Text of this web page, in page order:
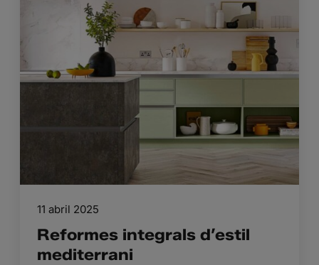
Reformes integrals d’estil
mediterrani
11 abril 2025